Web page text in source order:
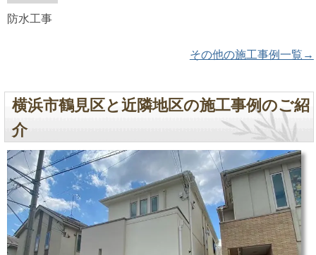
防水工事
その他の施工事例一覧→
横浜市鶴見区と近隣地区の施工事例のご紹
介